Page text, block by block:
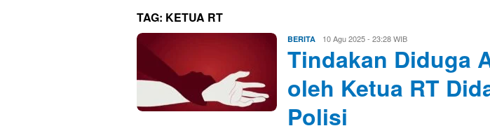
TAG: KETUA RT
BERITA Aris
10 Agu 2025 - 23:28 WIB
Tindakan Diduga
oleh Ketua RT
Polisi